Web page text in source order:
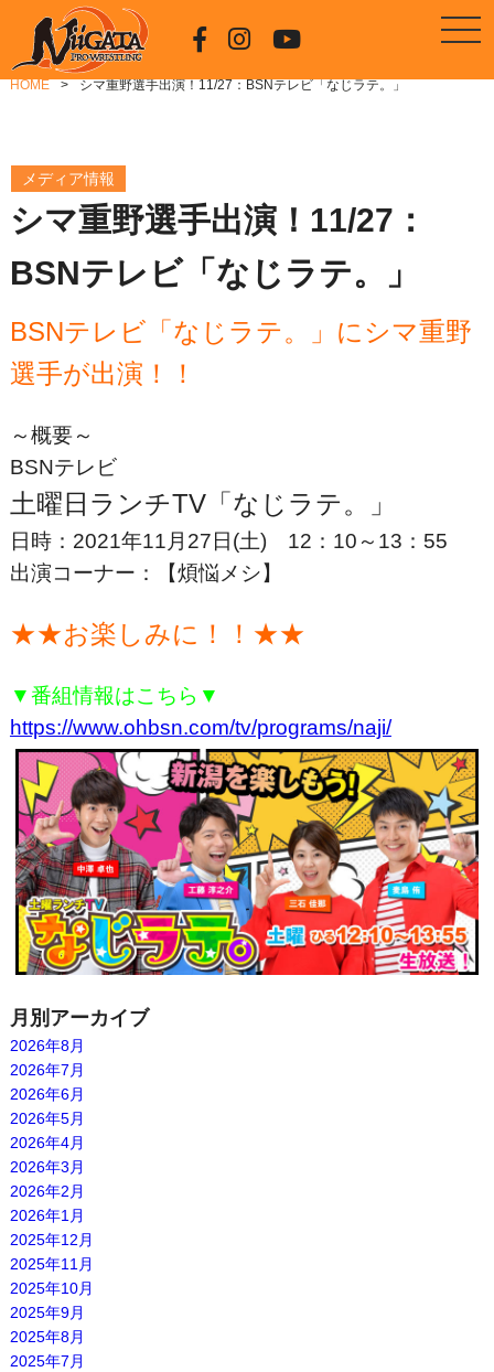
HOME シマ重野選手出演！11/27：BSNテレビ「なじラテ。」
メディア情報
シマ重野選手出演！11/27：
BSNテレビ「なじラテ。」
BSNテレビ「なじラテ。」にシマ重野
選手が出演！！
～概要～
BSNテレビ
土曜日ランチTV「なじラテ。」
日時：2021年11月27日(土) 12：10～13：55
出演コーナー：【煩悩メシ】
★★お楽しみに！！★★
▼番組情報はこちら▼
https://www.ohbsn.com/tv/programs/naji/
月別アーカイブ
2026年8月
2026年7月
2026年6月
2026年5月
2026年4月
2026年3月
2026年2月
2026年1月
2025年12月
2025年11月
2025年10月
2025年9月
2025年8月
2025年7月